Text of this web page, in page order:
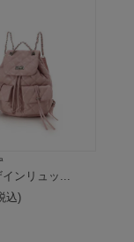
ンリュッ...
込)